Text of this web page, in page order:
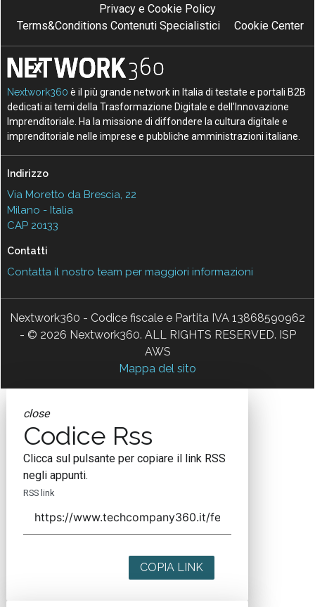
Privacy e Cookie Policy
Terms&Conditions Contenuti Specialistici
Cookie Center
Nextwork360 è il più grande network in Italia di testate e portali B2B
dedicati ai temi della Trasformazione Digitale e dell’Innovazione
Imprenditoriale. Ha la missione di diffondere la cultura digitale e
imprenditoriale nelle imprese e pubbliche amministrazioni italiane.
Indirizzo
Via Moretto da Brescia, 22
Milano - Italia
CAP 20133
Contatti
Contatta il nostro team per maggiori informazioni
Nextwork360 - Codice fiscale e Partita IVA 13868590962
- © 2026 Nextwork360. ALL RIGHTS RESERVED. ISP
AWS
Mappa del sito
close
Codice Rss
Clicca sul pulsante per copiare il link RSS
negli appunti.
RSS link
COPIA LINK